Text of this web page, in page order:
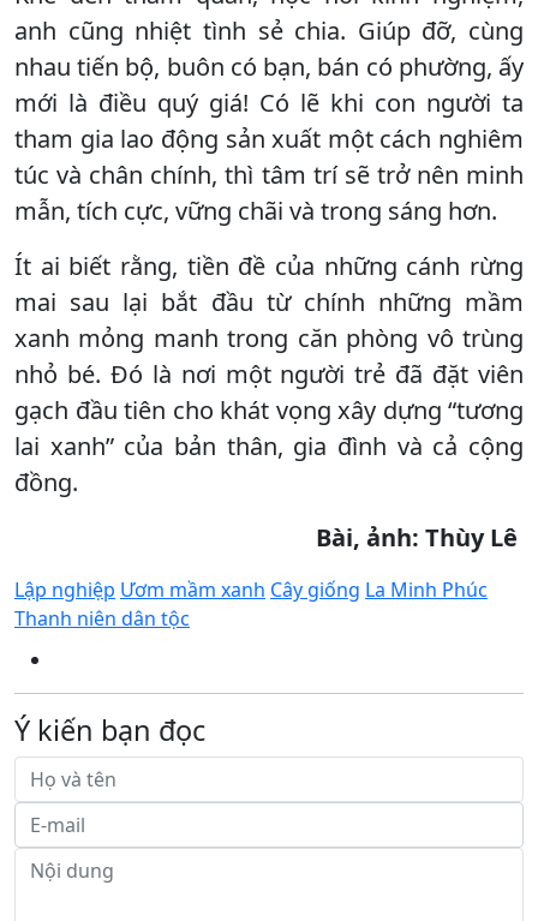
anh cũng nhiệt tình sẻ chia. Giúp đỡ, cùng
nhau tiến bộ, buôn có bạn, bán có phường, ấy
mới là điều quý giá! Có lẽ khi con người ta
tham gia lao động sản xuất một cách nghiêm
túc và chân chính, thì tâm trí sẽ trở nên minh
mẫn, tích cực, vững chãi và trong sáng hơn.
Ít ai biết rằng, tiền đề của những cánh rừng
mai sau lại bắt đầu từ chính những mầm
xanh mỏng manh trong căn phòng vô trùng
nhỏ bé. Đó là nơi một người trẻ đã đặt viên
gạch đầu tiên cho khát vọng xây dựng “tương
lai xanh” của bản thân, gia đình và cả cộng
đồng.
Bài, ảnh: Thùy Lê
Lập nghiệp Ươm mầm xanh Cây giống La Minh Phúc
Thanh niên dân tộc
Ý kiến bạn đọc